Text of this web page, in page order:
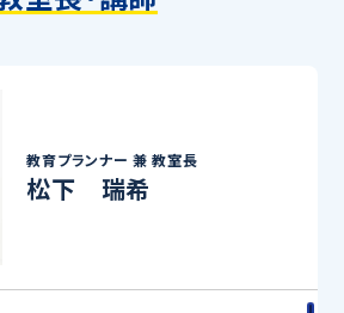
教育プランナー 兼教室長
松下 瑞希